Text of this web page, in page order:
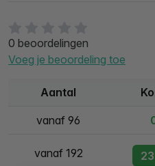
0 beoordelingen
Voeg je beoordeling toe
Aantal
vanaf 96
vanaf 192